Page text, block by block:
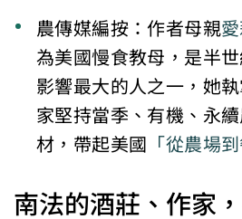
農傳媒編按：作者母親
為美國慢食教母，是半
影響最大的人之一，她
家堅持當季、有機、永
材，帶起美國 「從農場
南法的酒莊、作家